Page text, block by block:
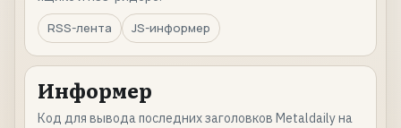
RSS-лента
JS-информер
Информер
Код для вывода последних заголовков Metaldaily на